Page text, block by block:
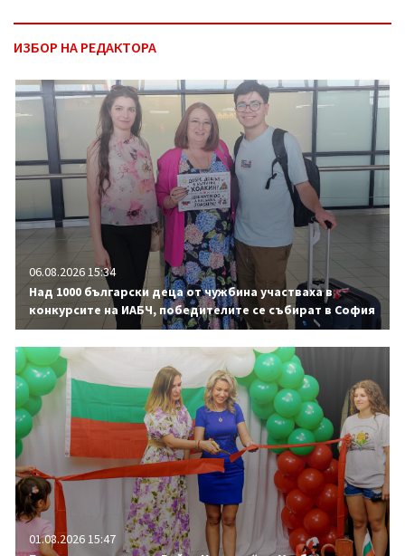
ИЗБОР НА РЕДАКТОРА
06.08.2026 15:34
Над 1000 български деца от чужбина участваха в
конкурсите на ИАБЧ, победителите се събират в София
01.08.2026 15:47